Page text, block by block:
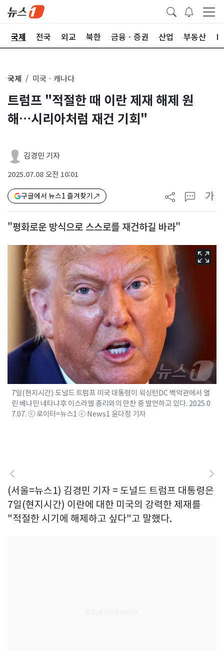
국제 전국 외교 북한 금융ㆍ증권 산업 부동산
국제 미국ㆍ캐나다
트럼프 "적절한 때 이란 제재 해제 원
해…시리아처럼 재건 기회"
김경민 기자
2025.07.08 오전 10:01
구글에서 뉴스1 즐겨찾기 가
"평화로운 방식으로 스스로를 재건하길 바라"
7일(현지시간) 도널드 트럼프 미국 대통령이 워싱턴DC 백악관에서 열
린 베냐민 네타냐후 이스라엘 총리와의 만찬 중 발언하고 있다. 2025.0
7.07. ⓒ 로이터=뉴스1 ⓒ News1 윤다정 기자
(서울=뉴스1) 김경민 기자 = 도널드 트럼프 대통령은
7일(현지시간) 이란에 대한 미국의 강력한 제재를
"적절한 시기에 해제하고 싶다"고 말했다.